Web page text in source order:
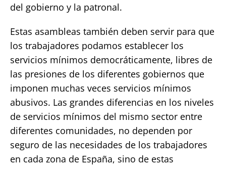
del gobierno y la patronal.
Estas asambleas también deben servir para que
los trabajadores podamos establecer los
servicios mínimos democráticamente, libres de
las presiones de los diferentes gobiernos que
imponen muchas veces servicios mínimos
abusivos. Las grandes diferencias en los niveles
de servicios mínimos del mismo sector entre
diferentes comunidades, no dependen por
seguro de las necesidades de los trabajadores
en cada zona de España, sino de estas